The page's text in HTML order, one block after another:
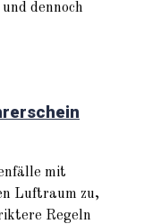
dennoch
mit
Luftraum zu,
Regeln